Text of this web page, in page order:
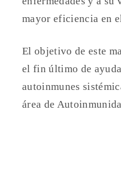
mayor eficiencia en
El objetivo de este
el fin último de
autoinmunes
área de